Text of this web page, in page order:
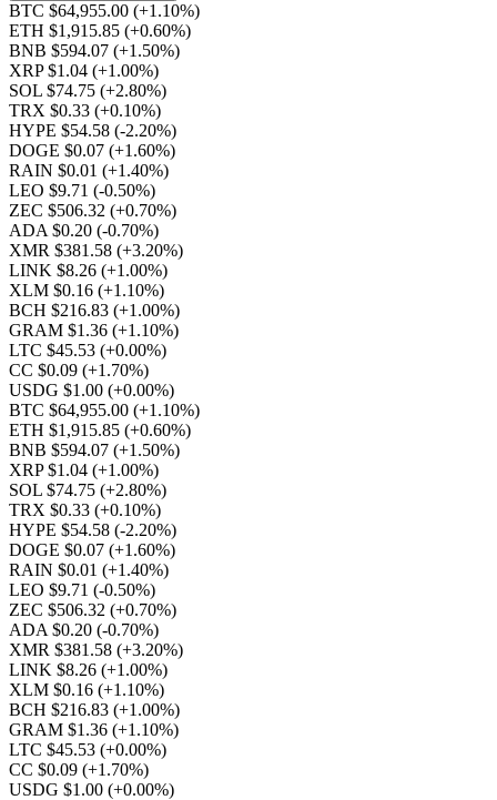
BTC $64,955.00 (+1.10%)
ETH $1,915.85 (+0.60%)
BNB $594.07 (+1.50%)
XRP $1.04 (+1.00%)
SOL $74.75 (+2.80%)
TRX $0.33 (+0.10%)
HYPE $54.58 (-2.20%)
DOGE $0.07 (+1.60%)
RAIN $0.01 (+1.40%)
LEO $9.71 (-0.50%)
ZEC $506.32 (+0.70%)
ADA $0.20 (-0.70%)
XMR $381.58 (+3.20%)
LINK $8.26 (+1.00%)
XLM $0.16 (+1.10%)
BCH $216.83 (+1.00%)
GRAM $1.36 (+1.10%)
LTC $45.53 (+0.00%)
CC $0.09 (+1.70%)
USDG $1.00 (+0.00%)
BTC $64,955.00 (+1.10%)
ETH $1,915.85 (+0.60%)
BNB $594.07 (+1.50%)
XRP $1.04 (+1.00%)
SOL $74.75 (+2.80%)
TRX $0.33 (+0.10%)
HYPE $54.58 (-2.20%)
DOGE $0.07 (+1.60%)
RAIN $0.01 (+1.40%)
LEO $9.71 (-0.50%)
ZEC $506.32 (+0.70%)
ADA $0.20 (-0.70%)
XMR $381.58 (+3.20%)
LINK $8.26 (+1.00%)
XLM $0.16 (+1.10%)
BCH $216.83 (+1.00%)
GRAM $1.36 (+1.10%)
LTC $45.53 (+0.00%)
CC $0.09 (+1.70%)
USDG $1.00 (+0.00%)